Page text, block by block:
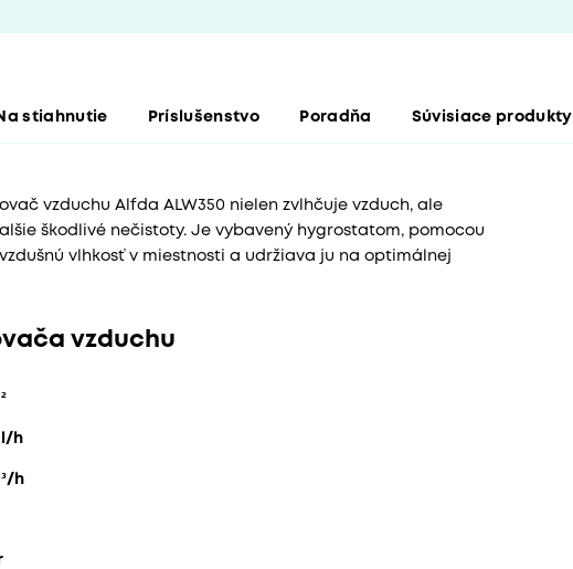
stiahnutie Príslušenstvo Poradňa Súvisiace produkty
vzduchu Alfda ALW350 nielen zvlhčuje vzduch, ale
škodlivé nečistoty. Je vybavený hygrostatom, pomocou
vlhkosť v miestnosti a udržiava ju na optimálnej
vzduchu
h
h